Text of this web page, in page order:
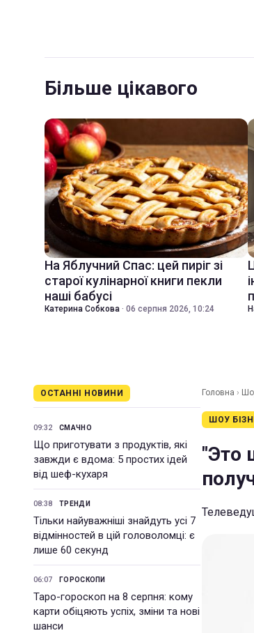
Більше цікавого
На Яблучний Спас: цей пиріг зі
старої кулінарної книги пекли
наші бабусі
Катерина Собкова · 06 серпня 2026, 10:24
ОСТАННІ НОВИНИ
09:32 СМАЧНО
Що приготувати з продуктів, які
завжди є вдома: 5 простих ідей
від шеф-кухаря
08:38 ТРЕНДИ
Тільки найуважніші знайдуть усі 7
відмінностей в цій головоломці: є
лише 60 секунд
06:07 ГОРОСКОПИ
Таро-гороскоп на 8 серпня: кому
карти обіцяють успіх, зміни та нові
шанси
Головна ›
ШОУ
"Это